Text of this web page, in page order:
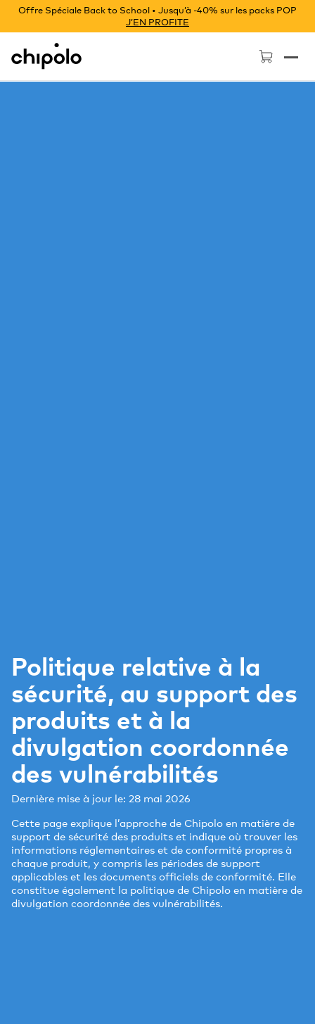
Offre Spéciale Back to School • Jusqu’à -40% sur les packs POP
J’EN PROFITE
Chipolo - Home page
Politique relative à la
sécurité, au support des
produits et à la
divulgation coordonnée
des vulnérabilités
Dernière mise à jour le: 28 mai 2026
Cette page explique l’approche de Chipolo en matière de
support de sécurité des produits et indique où trouver les
informations réglementaires et de conformité propres à
chaque produit, y compris les périodes de support
applicables et les documents officiels de conformité. Elle
constitue également la politique de Chipolo en matière de
divulgation coordonnée des vulnérabilités.